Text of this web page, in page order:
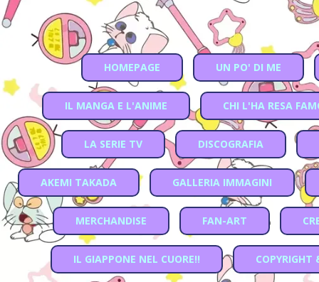
HOMEPAGE UN PO' DI ME
IL MANGA E L'ANIME CHI L'HA RESA
LA SERIE TV DISCOGRAFIA
AKEMI TAKADA GALLERIA IMMAGINI
MERCHANDISE FAN-ART
IL GIAPPONE NEL CUORE!! COPYRIGHT